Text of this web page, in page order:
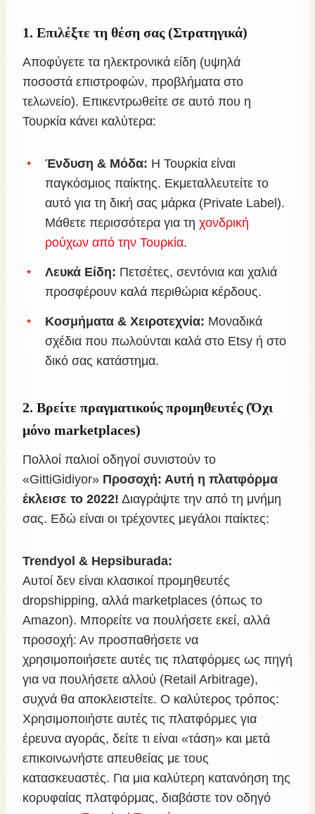
1. Επιλέξτε τη θέση σας (Στρατηγικά)
Αποφύγετε τα ηλεκτρονικά είδη (υψηλά
ποσοστά επιστροφών, προβλήματα στο
τελωνείο). Επικεντρωθείτε σε αυτό που η
Τουρκία κάνει καλύτερα:
Ένδυση & Μόδα: Η Τουρκία είναι
παγκόσμιος παίκτης. Εκμεταλλευτείτε το
αυτό για τη δική σας μάρκα (Private Label).
Μάθετε περισσότερα για τη χονδρική
ρούχων από την Τουρκία.
Λευκά Είδη: Πετσέτες, σεντόνια και χαλιά
προσφέρουν καλά περιθώρια κέρδους.
Κοσμήματα & Χειροτεχνία: Μοναδικά
σχέδια που πωλούνται καλά στο Etsy ή στο
δικό σας κατάστημα.
2. Βρείτε πραγματικούς προμηθευτές (Όχι
μόνο marketplaces)
Πολλοί παλιοί οδηγοί συνιστούν το
«GittiGidiyor» Προσοχή: Αυτή η πλατφόρμα
έκλεισε το 2022! Διαγράψτε την από τη μνήμη
σας. Εδώ είναι οι τρέχοντες μεγάλοι παίκτες:
Trendyol & Hepsiburada:
Αυτοί δεν είναι κλασικοί προμηθευτές
dropshipping, αλλά marketplaces (όπως το
Amazon). Μπορείτε να πουλήσετε εκεί, αλλά
προσοχή: Αν προσπαθήσετε να
χρησιμοποιήσετε αυτές τις πλατφόρμες ως πηγή
για να πουλήσετε αλλού (Retail Arbitrage),
συχνά θα αποκλειστείτε. Ο καλύτερος τρόπος:
Χρησιμοποιήστε αυτές τις πλατφόρμες για
έρευνα αγοράς, δείτε τι είναι «τάση» και μετά
επικοινωνήστε απευθείας με τους
κατασκευαστές. Για μια καλύτερη κατανόηση της
κορυφαίας πλατφόρμας, διαβάστε τον οδηγό